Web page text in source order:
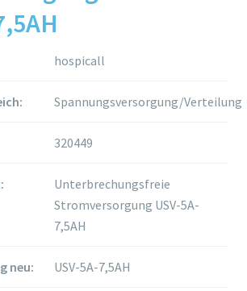
hospicall
Spannungsversorgung/Verteilung
320449
Unterbrechungsfreie
Stromversorgung USV-5A-
7,5AH
neu: USV-5A-7,5AH